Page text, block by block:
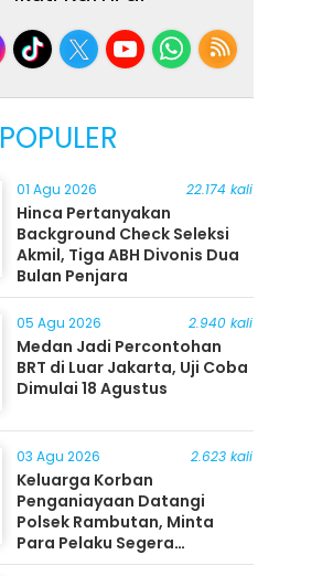
POPULER
01 Agu 2026 22.174 kali
Hinca Pertanyakan
Background Check Seleksi
Akmil, Tiga ABH Divonis Dua
Bulan Penjara
05 Agu 2026 2.940 kali
Medan Jadi Percontohan
BRT di Luar Jakarta, Uji Coba
Dimulai 18 Agustus
03 Agu 2026 2.623 kali
Keluarga Korban
Penganiayaan Datangi
Polsek Rambutan, Minta
Para Pelaku Segera
Ditangkap